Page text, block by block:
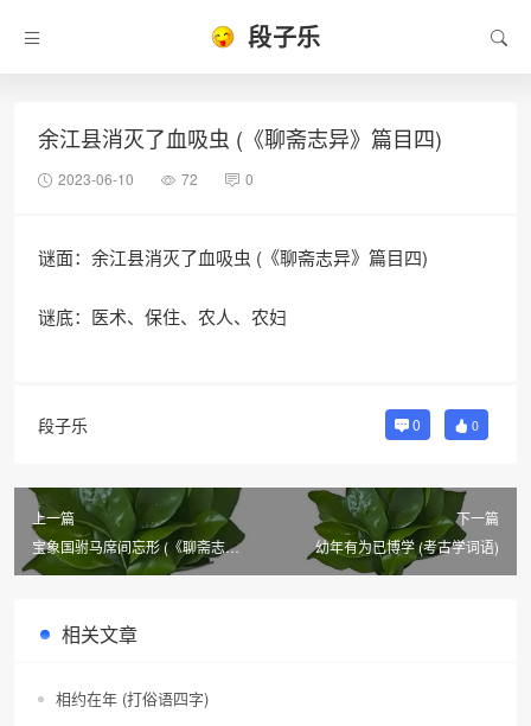
段子乐
余江县消灭了血吸虫 (《聊斋志异》篇目四)
2023-06-10 72 0
谜面：余江县消灭了血吸虫 (《聊斋志异》篇目四)
谜底：医术、保住、农人、农妇
段子乐 0 0
上一篇
宝象国驸马席间忘形 (《聊斋志
异》篇目四)
下一篇
幼年有为已博学 (考古学词语)
相关文章
相约在年 (打俗语四字)